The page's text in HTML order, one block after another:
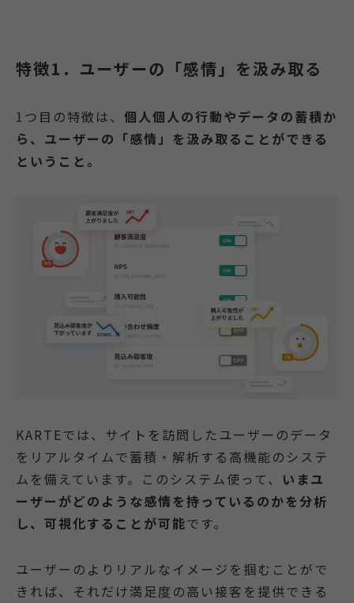
特徴1．ユーザーの「感情」を汲み取る
1つ目の特徴は、 個人個人の行動やデータの蓄積か
ら、ユーザーの「感情」を汲み取ることができる
ということ。
KARTEでは、サイトを訪問したユーザーのデータ
をリアルタイムで蓄積・解析する高機能のシステ
ムを備えています。このシステム使って、 いまユ
ーザーがどのような感情を持っているのかを分析
し、可視化することが可能です。
ユーザーのよりリアルなイメージを掴むことがで
きれば、それだけ満足度の高い接客を提供できる